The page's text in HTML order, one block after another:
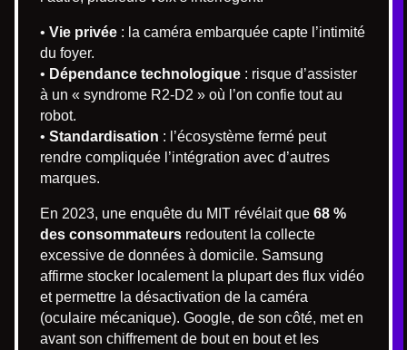
• Vie privée : la caméra embarquée capte l’intimité
du foyer.
• Dépendance technologique : risque d’assister
à un « syndrome R2-D2 » où l’on confie tout au
robot.
• Standardisation : l’écosystème fermé peut
rendre compliquée l’intégration avec d’autres
marques.
En 2023, une enquête du MIT révélait que 68 %
des consommateurs redoutent la collecte
excessive de données à domicile. Samsung
affirme stocker localement la plupart des flux vidéo
et permettre la désactivation de la caméra
(oculaire mécanique). Google, de son côté, met en
avant son chiffrement de bout en bout et les